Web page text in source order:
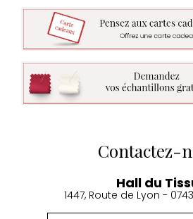
Contactez-
Hall du
1447, Route de Lyon -